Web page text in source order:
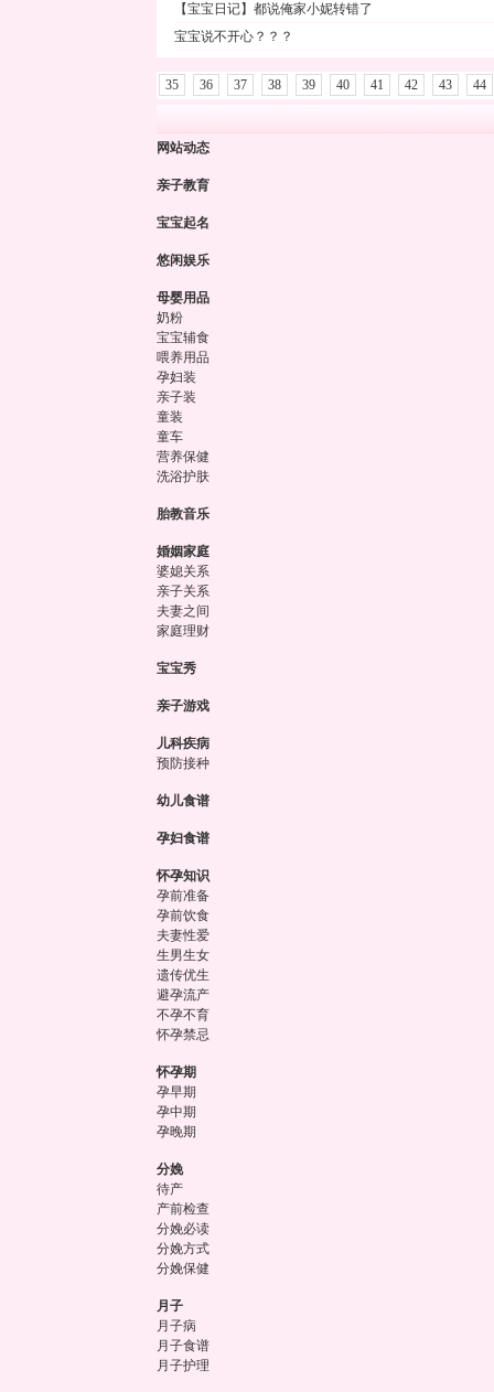
【宝宝日记】都说俺家小妮转错了
宝宝说不开心？？？
35 36 37 38 39 40 41 42 43 44
网站动态
亲子教育
宝宝起名
悠闲娱乐
母婴用品
奶粉
宝宝辅食
喂养用品
孕妇装
亲子装
童装
童车
营养保健
洗浴护肤
胎教音乐
婚姻家庭
婆媳关系
亲子关系
夫妻之间
家庭理财
宝宝秀
亲子游戏
儿科疾病
预防接种
幼儿食谱
孕妇食谱
怀孕知识
孕前准备
孕前饮食
夫妻性爱
生男生女
遗传优生
避孕流产
不孕不育
怀孕禁忌
怀孕期
孕早期
孕中期
孕晚期
分娩
待产
产前检查
分娩必读
分娩方式
分娩保健
月子
月子病
月子食谱
月子护理